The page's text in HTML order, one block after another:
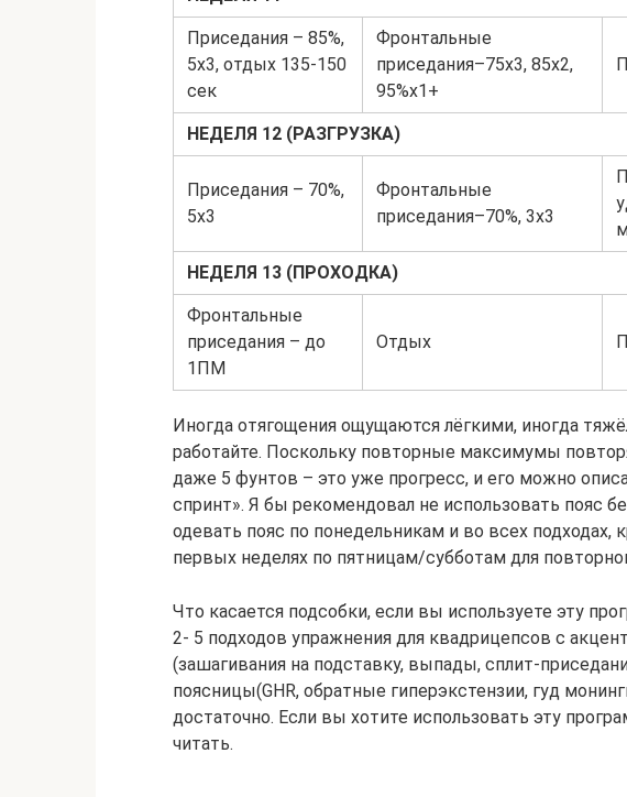
Приседания – 85%,
5х3, отдых 135‐150
сек
Фронтальные
приседания–75х3, 85х2,
95%х1+
НЕДЕЛЯ 12 (РАЗГРУЗКА)
Приседания – 70%,
5х3
Фронтальные
приседания–70%, 3х3
НЕДЕЛЯ 13 (ПРОХОДКА)
Фронтальные
приседания – до
1ПМ
Отдых
Иногда отягощения ощущаются лёгкими, иногда
работайте. Поскольку повторные максимумы
даже 5 фунтов – это уже прогресс, и его можно
спринт». Я бы рекомендовал не использовать пояс
одевать пояс по понедельникам и во всех подходах,
первых неделях по пятницам/субботам для
Что касается подсобки, если вы используете эту
2‐ 5 подходов упражнения для квадрицепсов с
(зашагивания на подставку, выпады,
поясницы(GHR, обратные гиперэкстензии, гуд
достаточно. Если вы хотите использовать эту
читать.